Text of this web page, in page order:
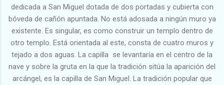
dedicada a San Miguel dotada de dos portadas y cubierta con
bóveda de cañón apuntada. No está adosada a ningún muro ya
existente. Es singular, es como construir un templo dentro de
otro templo. Está orientada al este, consta de cuatro muros y
tejado a dos aguas. La capilla se levantaría en el centro de la
nave y sobre la gruta en la que la tradición sitúa la aparición del
arcángel, es la capilla de San Miguel. La tradición popular que